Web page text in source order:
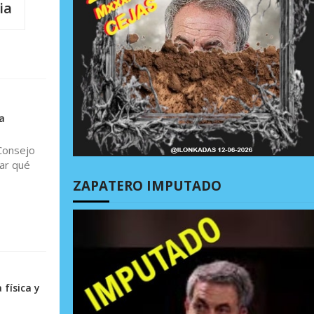
qué
física y
ZAPATERO IMPUTADO